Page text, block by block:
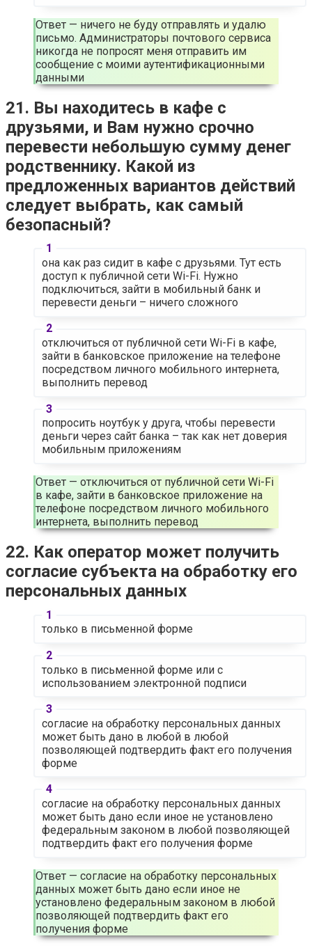
Ответ — ничего не буду отправлять и удалю
письмо. Администраторы почтового сервиса
никогда не попросят меня отправить им
сообщение с моими аутентификационными
данными
21. Вы находитесь в кафе с
друзьями, и Вам нужно срочно
перевести небольшую сумму денег
родственнику. Какой из
предложенных вариантов действий
следует выбрать, как самый
безопасный?
она как раз сидит в кафе с друзьями. Тут есть
доступ к публичной сети Wi-Fi. Нужно
подключиться, зайти в мобильный банк и
перевести деньги – ничего сложного
отключиться от публичной сети Wi-Fi в кафе,
зайти в банковское приложение на телефоне
посредством личного мобильного интернета,
выполнить перевод
попросить ноутбук у друга, чтобы перевести
деньги через сайт банка – так как нет доверия
мобильным приложениям
Ответ — отключиться от публичной сети Wi-Fi
в кафе, зайти в банковское приложение на
телефоне посредством личного мобильного
интернета, выполнить перевод
22. Как оператор может получить
согласие субъекта на обработку его
персональных данных
только в письменной форме
только в письменной форме или с
использованием электронной подписи
согласие на обработку персональных данных
может быть дано в любой в любой
позволяющей подтвердить факт его получения
форме
согласие на обработку персональных данных
может быть дано если иное не установлено
федеральным законом в любой позволяющей
подтвердить факт его получения форме
Ответ — согласие на обработку персональных
данных может быть дано если иное не
установлено федеральным законом в любой
позволяющей подтвердить факт его
получения форме